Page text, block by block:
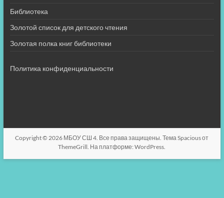
Библиотека
Золотой список для детского чтения
Золотая полка книг библиотеки
Политика конфиденциальности
Copyright © 2026 МБОУ СШ 4 . Все права защищены. ТемаSpaciousот
ThemeGrill. На платформе:WordPress